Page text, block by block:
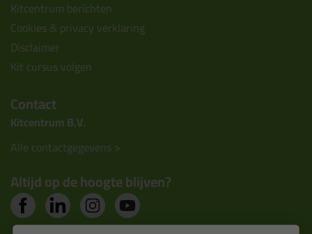
Kitcentrum berichten
Cookies & privacy verklaring
Disclaimer
Kit cursus volgen
Contact
Kitcentrum B.V.
Alle contactgegevens >
Altijd op de hoogte blijven?